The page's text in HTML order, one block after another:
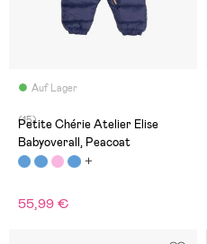
Auf Lager
(15)
Petite Chérie Atelier Elise
Babyoverall, Peacoat
55,99 €